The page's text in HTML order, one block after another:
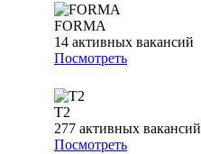
FORMA
14 активных вакансий
Посмотреть
T2
277 активных вакансий
Посмотреть